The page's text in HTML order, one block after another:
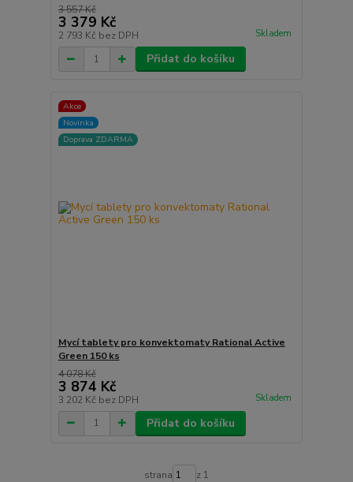
3 557 Kč
3 379 Kč
2 793 Kč bez DPH Skladem
Přidat do košíku
Akce
Novinka
Doprava ZDARMA
Mycí tablety pro konvektomaty Rational Active
Green 150 ks
4 078 Kč
3 874 Kč
3 202 Kč bez DPH Skladem
Přidat do košíku
strana z 1